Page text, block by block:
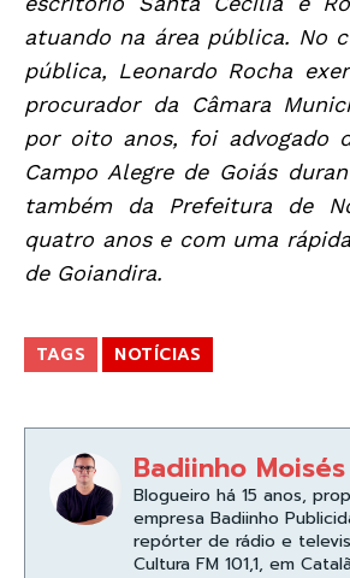
atuando na área pública. No
pública, Leonardo Rocha
procurador da Câmara
por oito anos, foi advogado
Campo Alegre de Goiás
também da Prefeitura de
quatro anos e com uma
de Goiandira.
TAGS NOTÍCIAS
Badiinho Moisés
Blogueiro há 15 anos,
empresa Badiinho
repórter de rádio e
Cultura FM 101,1, em